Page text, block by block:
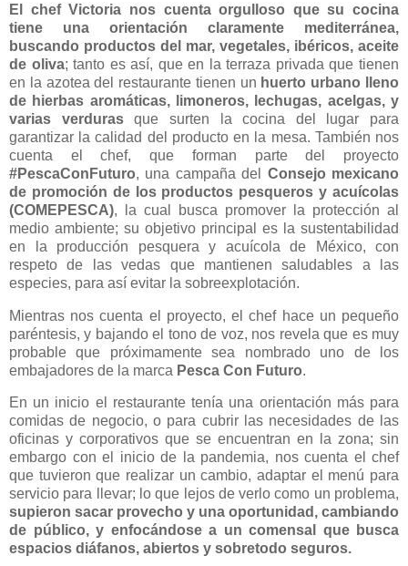
El chef Victoria nos cuenta orgulloso que su cocina
tiene una orientación claramente mediterránea,
buscando productos del mar, vegetales, ibéricos, aceite
de oliva; tanto es así, que en la terraza privada que tienen
en la azotea del restaurante tienen un huerto urbano lleno
de hierbas aromáticas, limoneros, lechugas, acelgas, y
varias verdurasque surten la cocina del lugar para
garantizar la calidad del producto en la mesa. También nos
cuenta el chef, que forman parte del proyecto
#PescaConFuturo, una campaña del Consejo mexicano
de promoción de los productos pesqueros y acuícolas
(COMEPESCA), la cual busca promover la protección al
medio ambiente; su objetivo principal es la sustentabilidad
en la producción pesquera y acuícola de México, con
respeto de las vedas que mantienen saludables a las
especies, para así evitar la sobreexplotación.
Mientras nos cuenta el proyecto, el chef hace un pequeño
paréntesis, y bajando el tono de voz, nos revela que es muy
probable que próximamente sea nombrado uno de los
embajadores de la marca Pesca Con Futuro.
En un inicio el restaurante tenía una orientación más para
comidas de negocio, o para cubrir las necesidades de las
oficinas y corporativos que se encuentran en la zona; sin
embargo con el inicio de la pandemia, nos cuenta el chef
que tuvieron que realizar un cambio, adaptar el menú para
servicio para llevar; lo que lejos de verlo como un problema,
supieron sacar provecho y una oportunidad, cambiando
de público, y enfocándose a un comensal que busca
espacios diáfanos, abiertos y sobretodo seguros.